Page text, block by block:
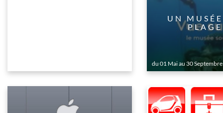
UN
du 01 Mai au 30 Septembre